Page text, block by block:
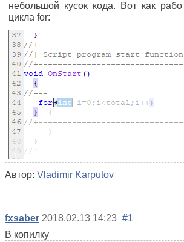
небольшой кусок кода. Вот как
цикла for:
Автор: Vladimir Karputov
fxsaber 2018.02.13 14:23 #1
В копилку